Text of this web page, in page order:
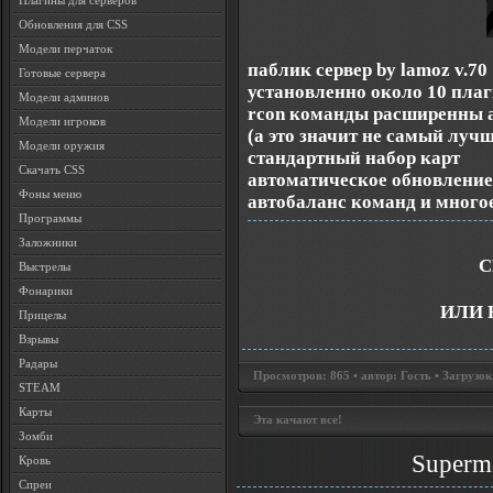
Обновления для CSS
Модели перчаток
Готовые сервера
Модели админов
Модели игроков
Модели оружия
Скачать CSS
Фоны меню
Программы
Заложники
Выстрелы
Фонарики
Прицелы
Взрывы
Радары
STEAM
Карты
Зомби
Кровь
Спреи
паблик сервер by lamoz v.70
установленно около 10
rcon команды расширенны
(а это значит не самый
стандартный набор карт
автоматическое
автобаланс команд и
ИЛИ
Просмотров: 865 • автор: Гость •
Эта качают все!